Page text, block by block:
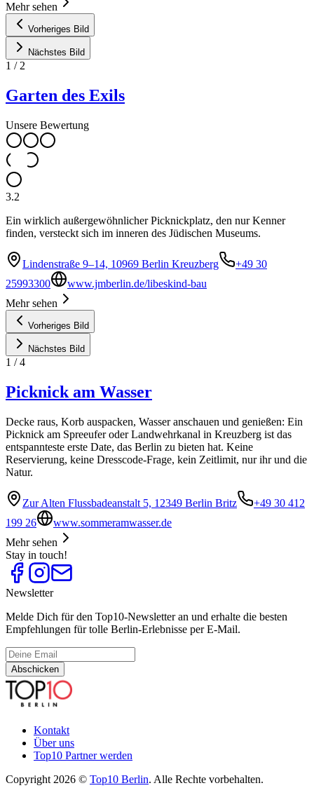
Mehr sehen
Vorheriges Bild
Nächstes Bild
1 / 2
Garten des Exils
Unsere Bewertung
3.2
Ein wirklich außergewöhnlicher Picknickplatz, den nur Kenner
finden, versteckt sich im inneren des Jüdischen Museums.
Lindenstraße 9–14, 10969 Berlin Kreuzberg
+49 30
25993300
www.jmberlin.de/libeskind-bau
Mehr sehen
Vorheriges Bild
Nächstes Bild
1 /4
Picknick am Wasser
Decke raus, Korb auspacken, Wasser anschauen und genießen: Ein
Picknick am Spreeufer oder Landwehrkanal in Kreuzberg ist das
entspannteste erste Date, das Berlin zu bieten hat. Keine
Reservierung, keine Dresscode-Frage, kein Zeitlimit, nur ihr und die
Natur.
Zur Alten Flussbadeanstalt 5, 12349 Berlin Britz
+49 30 412
199 26
www.sommeramwasser.de
Mehr sehen
Stay in touch!
Newsletter
Melde Dich für den Top10-Newsletter an und erhalte die besten
Empfehlungen für tolle Berlin-Erlebnisse per E-Mail.
Abschicken
Kontakt
Über uns
Top10 Partner werden
Copyright 2026 © Top10 Berlin. Alle Rechte vorbehalten.